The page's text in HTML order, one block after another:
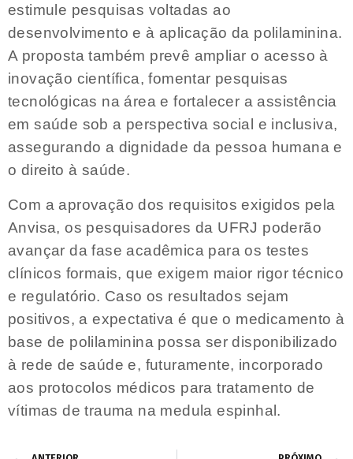
estimule pesquisas voltadas ao
desenvolvimento e à aplicação da polilaminina.
A proposta também prevê ampliar o acesso à
inovação científica, fomentar pesquisas
tecnológicas na área e fortalecer a assistência
em saúde sob a perspectiva social e inclusiva,
assegurando a dignidade da pessoa humana e
o direito à saúde.
Com a aprovação dos requisitos exigidos pela
Anvisa, os pesquisadores da UFRJ poderão
avançar da fase acadêmica para os testes
clínicos formais, que exigem maior rigor técnico
e regulatório. Caso os resultados sejam
positivos, a expectativa é que o medicamento à
base de polilaminina possa ser disponibilizado
à rede de saúde e, futuramente, incorporado
aos protocolos médicos para tratamento de
vítimas de trauma na medula espinhal.